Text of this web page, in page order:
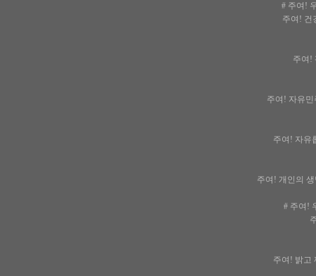
# 주여!
주여! 건
주여!
주여! 자유민
주여! 자유
주여! 개인의 생
# 주여!
주여! 밝고